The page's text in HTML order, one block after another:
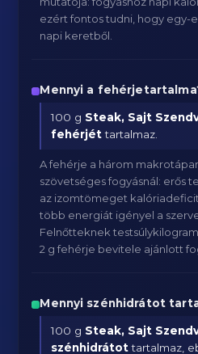
ezért fontos tudni, hogy egy-
napi keretből.
Mennyi a
100 g Steak, Sajt
fehérjéttartalmaz.
A fehérje a három
szövetséges fogyásnál: erős
az izomtömeget
több energiát igényel a
Felnőtteknek
2 g fehérje bevitele ajánlott
Mennyi szénhidrátot
100 g Steak, Sajt
szénhidrátottartalmaz,